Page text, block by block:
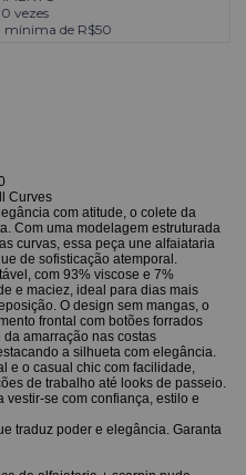
vezes
mínima de R$50
Curves
com atitude, o colete da
Com uma modelagem estruturada
curvas, essa peça une alfaiataria
de sofisticação atemporal.
com 93% viscose e 7%
e maciez, ideal para dias mais
O design sem mangas, o
frontal com botões forrados
amarração nas costas
a silhueta com elegância.
e o casual chic com facilidade,
de trabalho até looks de passeio.
vestir-se com confiança, estilo e
traduz poder e elegância. Garanta